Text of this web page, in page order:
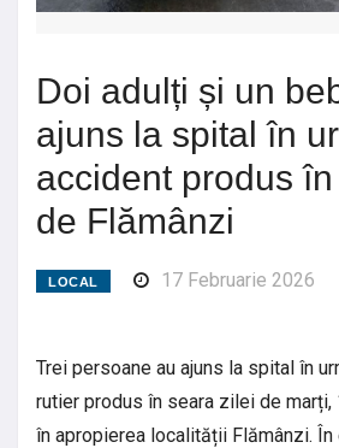
Doi adulți și un
ajuns la spital în
accident produs
de Flămânzi
LOCAL 17 Februarie 2026
Trei persoane au ajuns la spital în
rutier produs în seara zilei de marți,
în apropierea localității Flămânzi.